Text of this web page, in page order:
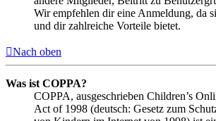
Wir empfehlen dir eine Anmeldung, da
und dir zahlreiche Vorteile bietet.
Nach oben
Was ist COPPA?
COPPA, ausgeschrieben Children’s
Act of 1998 (deutsch: Gesetz zum